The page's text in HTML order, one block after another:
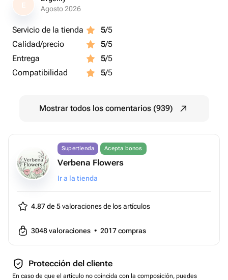
E
Agosto 2026
Servicio de la tienda 5/5
Calidad/precio
5/5
Entrega
5/5
Compatibilidad
5/5
Mostrar todos los comentarios (939)
Supertienda Acepta bonos
Verbena Flowers
Ir a la tienda
4.87 de 5valoraciones de los artículos
3048valoraciones • 2017compras
Protección del cliente
En caso de que el artículo no coincida con la composición, puedes